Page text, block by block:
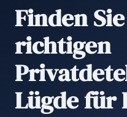
Finden
richtigen
Lügde für